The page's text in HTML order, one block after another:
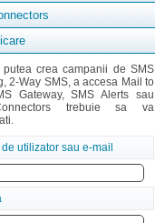
putea crea campanii de SMS
2-Way SMS, a accesa Mail to
Gateway, SMS Alerts sau
trebuie sa va
de utilizator sau e-mail